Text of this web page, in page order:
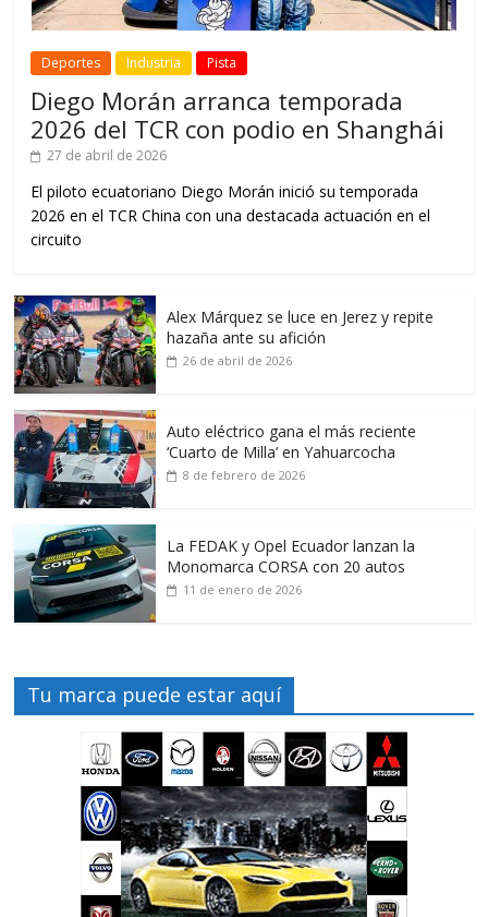
Deportes Industria Pista
Diego Morán arranca temporada
2026 del TCR con podio en Shanghái
27 de abril de 2026
El piloto ecuatoriano Diego Morán inició su temporada
2026 en el TCR China con una destacada actuación en el
circuito
Alex Márquez se luce en Jerez y repite
hazaña ante su afición
26 de abril de 2026
Auto eléctrico gana el más reciente
‘Cuarto de Milla’ en Yahuarcocha
8 de febrero de 2026
La FEDAK y Opel Ecuador lanzan la
Monomarca CORSA con 20 autos
11 de enero de 2026
Tu marca puede estar aquí